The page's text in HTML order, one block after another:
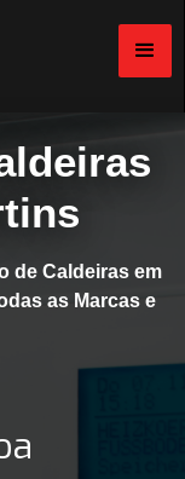
de Caldeiras em
as Marcas e